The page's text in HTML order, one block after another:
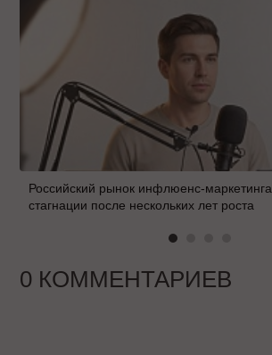
Российский рынок инфлюенс-
стагнации после нескольких лет роста
0 КОММЕНТАРИЕВ